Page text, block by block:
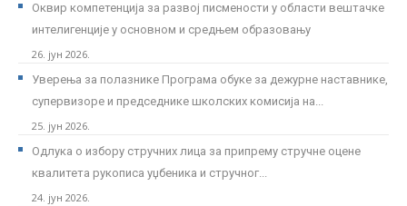
Оквир компетенција за развој писмености у области вештачке
интелигенције у основном и средњем образовању
26. јун 2026.
Уверења за полазнике Програмa обуке за дежурне наставнике,
супервизоре и председнике школских комисија на...
25. јун 2026.
Одлука о избору стручних лица за припрему стручне оцене
квалитета рукописа уџбеника и стручног...
24. јун 2026.